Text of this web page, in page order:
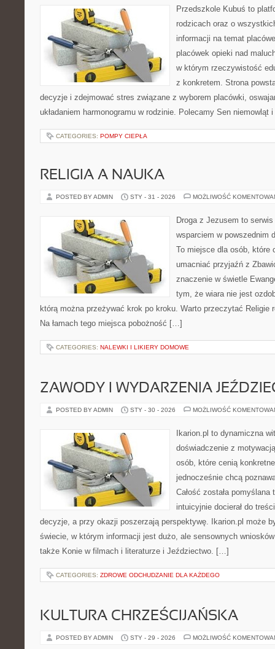
Przedszkole Kubuś to
rodzicach oraz o
informacji na temat
placówek opieki nad
w którym rzeczywistość
z konkretem. Strona
decyzje i zdejmować stres związane z wyborem placówki,
układaniem harmonogramu w rodzinie. Polecamy Sen
CATEGORIES: POMPY CIEPŁA
RELIGIA A NAUKA
POSTED BY ADMIN STY - 31 - 2026 MOŻLIWOŚĆ
Droga z Jezusem to
wsparciem w powszednim
To miejsce dla osób, które
umacniać przyjaźń z
znaczenie w świetle
tym, że wiara nie jest
którą można przeżywać krok po kroku. Warto przeczytać Religie
Na łamach tego miejsca pobożność […]
CATEGORIES: NALEWKI I LIKIERY DOMOWE
ZAWODY I WYDARZENIA
POSTED BY ADMIN STY - 30 - 2026 MOŻLIWOŚĆ
Ikarion.pl to dynamiczna
doświadczenie z
osób, które cenią
jednocześnie chcą
Całość została
intuicyjnie docierał do
decyzje, a przy okazji poszerzają perspektywę. Ikarion.pl może
świecie, w którym informacji jest dużo, ale sensownych
także Konie w filmach i literaturze i Jeździectwo. […]
CATEGORIES: ZDROWE ODCHUDZANIE DLA KAŻDEGO
KULTURA CHRZEŚCIJAŃSKA
POSTED BY ADMIN STY - 29 - 2026 MOŻLIWOŚĆ